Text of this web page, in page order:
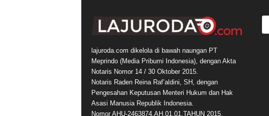
lajuroda.com dikelola di bawah naungan PT
Meprindo (Media Pribumi Indonesia), dengan Akta
Notaris Nomor 14 / 30 Oktober 2015.
Notaris Raden Reina Raf’aldini, SH, dengan
Pengesahan Keputusan Menteri Hukum dan Hak
Asasi Manusia Republik Indonesia.
Nomor AHU-2463874.AH.01.01.TAHUN 2015.